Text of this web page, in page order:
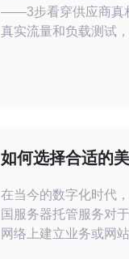
——3步看穿供应商真相 1. 精华一
真实流量和负载测试
数百次的试用经验和
法，详细说明如
如何选择合适的
在当今的数字化时代
国服务器托管服务对
网络上建立业务或网